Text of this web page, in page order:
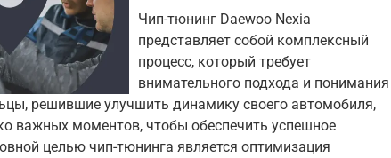
Чип-тюнинг Daewoo Nexia
представляет собой комплексный
процесс, который требует
внимательного подхода и понимания
решившие улучшить динамику своего автомобиля,
важных моментов, чтобы обеспечить успешное
целью чип-тюнинга является оптимизация